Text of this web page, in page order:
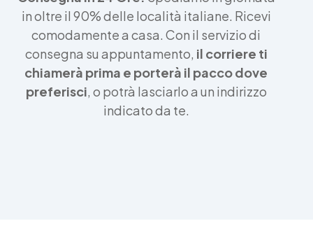
in oltre il 90% delle località italiane. Ricevi
comodamente a casa. Con il servizio di
consegna su appuntamento, il corriere ti
chiamerà prima e porterà il pacco dove
preferisci, o potrà lasciarlo a un indirizzo
indicato da te.